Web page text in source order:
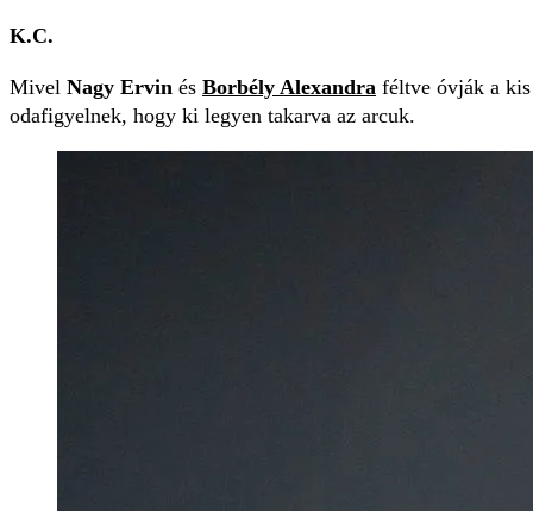
K.C.
Mivel Nagy Ervin és Borbély Alexandra féltve óvják a
odafigyelnek, hogy ki legyen takarva az arcuk.